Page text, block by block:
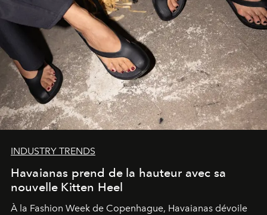
INDUSTRY TRENDS
Havaianas prend de la hauteur avec sa
nouvelle Kitten Heel
À la Fashion Week de Copenhague, Havaianas dévoile